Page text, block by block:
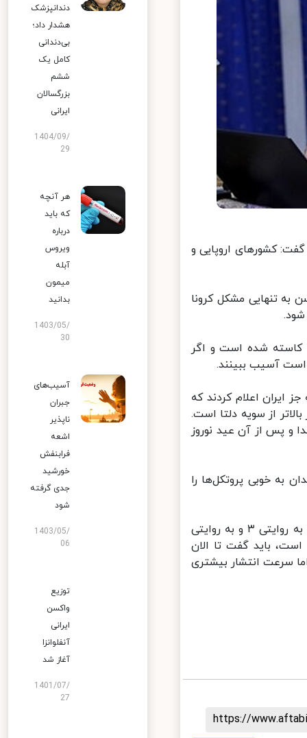
کشورهای اروپایی و
تنهایی مشکل کرونا
کاسته شده است و اگر
آسیب ببینند.
کرونا در جهان، اظهار کرد: ۸۵ کشور به جز ایران اعلام کردند که
از سویه دلتا است.
و پس از آن عید نوروز
به خوبی پروتکل‌ها را
حیدری بیان کرد: اطلاعات در مورد امیکرون جدید است و قدرت سرایت آن به روایتی ۳ و به روایتی
است، باید گفت تا الان
سرعت انتشار بیشتری
https://
دندانپزشک
هشدار داد؛
بی‌دندانی
کامل یک
ششم
بزرگسالان
ایرانی
1404/09/
29
هر آنچه
که باید
درباره
ویروس
آبله
میمون
بدانید
1403/05/
30
آسیب‌های
جبران
ناپذیر
اشعه
فرابنفش
خورشید
جدی گرفته
شود
1403/05/
06
توزیع
واکسن
ایرانی
آنفلوانزا
آغاز شد
1401/07/
27